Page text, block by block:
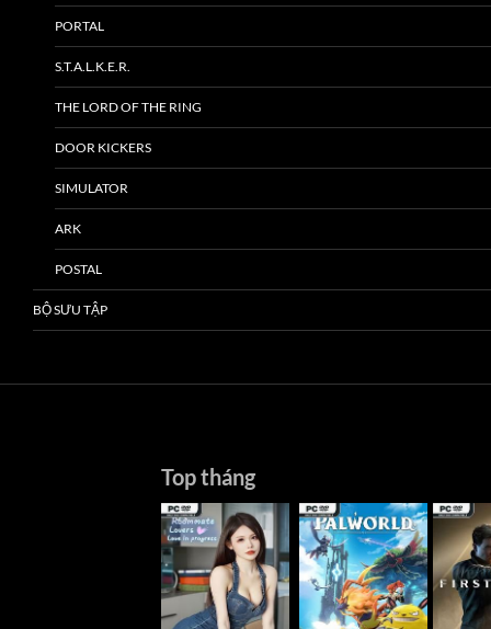
PORTAL
S.T.A.L.K.E.R.
THE LORD OF THE RING
DOOR KICKERS
SIMULATOR
ARK
POSTAL
BỘ SƯU TẬP
Top tháng